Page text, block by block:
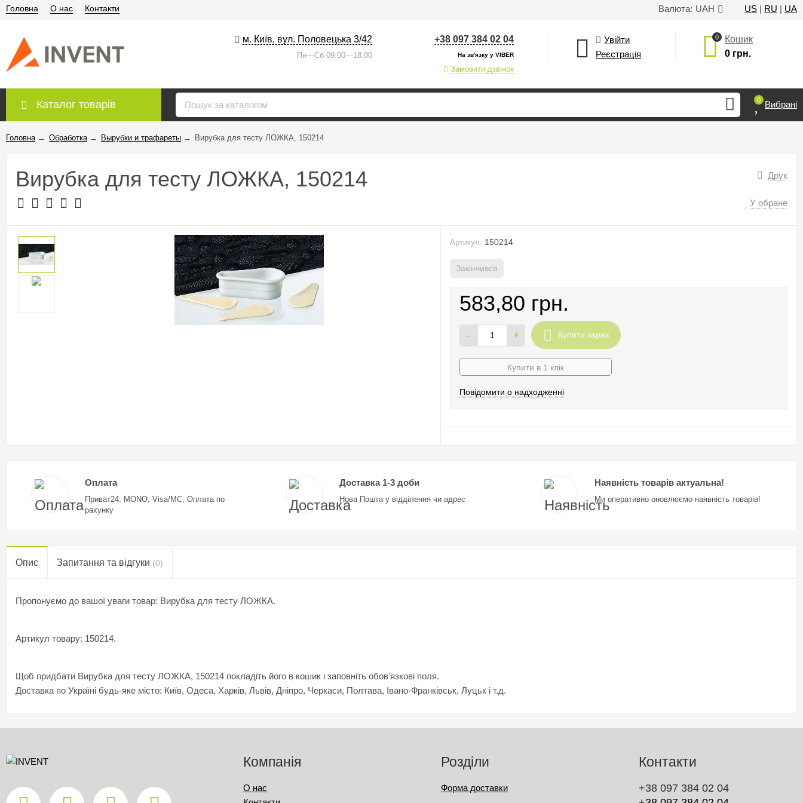
Валюта: UAH US | RU | UA
Головна О нас Контакти
м. Київ, вул. Половецька 3/42
Пн—Сб 09:00—18:00
+38 097 384 02 04
На зв'язку у VIBER
Замовити дзвінок
Увійти
Реєстрація
0
Кошик
0 грн.
Каталог товарів 0 Вибрані
Головна → Обработка→ Вырубки и трафареты → Вирубка для тесту ЛОЖКА, 150214
Друк
Вирубка для тесту ЛОЖКА, 150214
У обране
Артикул: 150214
Закінчився
583,80 грн.
- + Купити зараз
Купити в 1 клік
Повідомити о надходженні
Оплата
Приват24, MONO, Visa/MC, Оплата по
рахунку
Доставка 1-3 доби
Нова Пошта у відділення чи адрес
Наявність товарів актуальна!
Ми оперативно оновлюємо наявність товарів!
Опис Запитання та відгуки (0)
Пропонуємо до вашої уваги товар: Вирубка для тесту ЛОЖКА.
Артикул товару: 150214.
Щоб придбати Вирубка для тесту ЛОЖКА, 150214 покладіть його в кошик і заповніть обов'язкові поля.
Доставка по Україні будь-яке місто: Київ, Одеса, Харків, Львів, Дніпро, Черкаси, Полтава, Івано-Франківськ, Луцьк і т.д.
Компанія
О нас
Розділи
Форма доставки
Контакти
+38 097 384 02 04